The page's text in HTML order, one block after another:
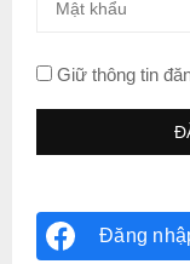
Giữ thông tin
Đăng